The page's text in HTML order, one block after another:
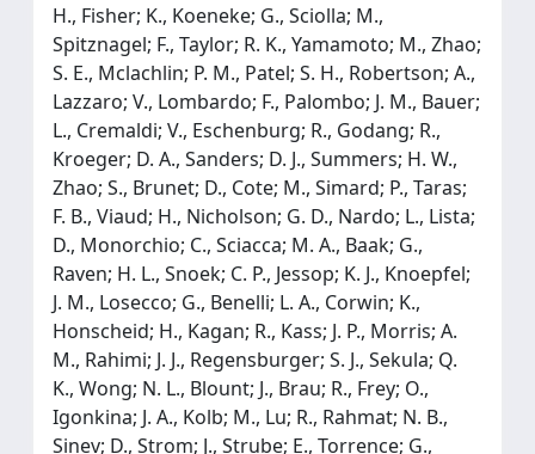
H., Fisher; K., Koeneke; G., Sciolla; M.,
Spitznagel; F., Taylor; R. K., Yamamoto; M., Zhao;
S. E., Mclachlin; P. M., Patel; S. H., Robertson; A.,
Lazzaro; V., Lombardo; F., Palombo; J. M., Bauer;
L., Cremaldi; V., Eschenburg; R., Godang; R.,
Kroeger; D. A., Sanders; D. J., Summers; H. W.,
Zhao; S., Brunet; D., Cote; M., Simard; P., Taras;
F. B., Viaud; H., Nicholson; G. D., Nardo; L., Lista;
D., Monorchio; C., Sciacca; M. A., Baak; G.,
Raven; H. L., Snoek; C. P., Jessop; K. J., Knoepfel;
J. M., Losecco; G., Benelli; L. A., Corwin; K.,
Honscheid; H., Kagan; R., Kass; J. P., Morris; A.
M., Rahimi; J. J., Regensburger; S. J., Sekula; Q.
K., Wong; N. L., Blount; J., Brau; R., Frey; O.,
Igonkina; J. A., Kolb; M., Lu; R., Rahmat; N. B.,
Sinev; D., Strom; J., Strube; E., Torrence; G.,